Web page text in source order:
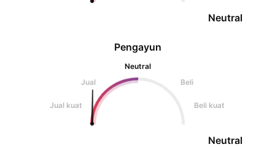
Pengayun
Neutral
Jual
Beli
Jual kuat Beli kuat
Neutral
Neutral